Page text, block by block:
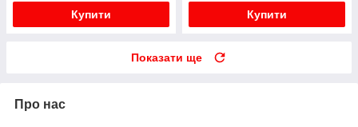
Купити Купити
Показати ще
Про нас